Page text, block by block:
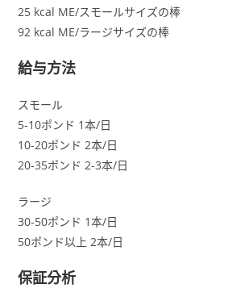
25 kcal ME/スモールサイズの棒
92 kcal ME/ラージサイズの棒
給与方法
スモール
5-10ポンド 1本/日
10-20ポンド 2本/日
20-35ポンド 2-3本/日
ラージ
30-50ポンド 1本/日
50ポンド以上 2本/日
保証分析